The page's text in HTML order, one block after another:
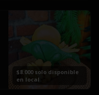
$8.000 solo disponible
en local